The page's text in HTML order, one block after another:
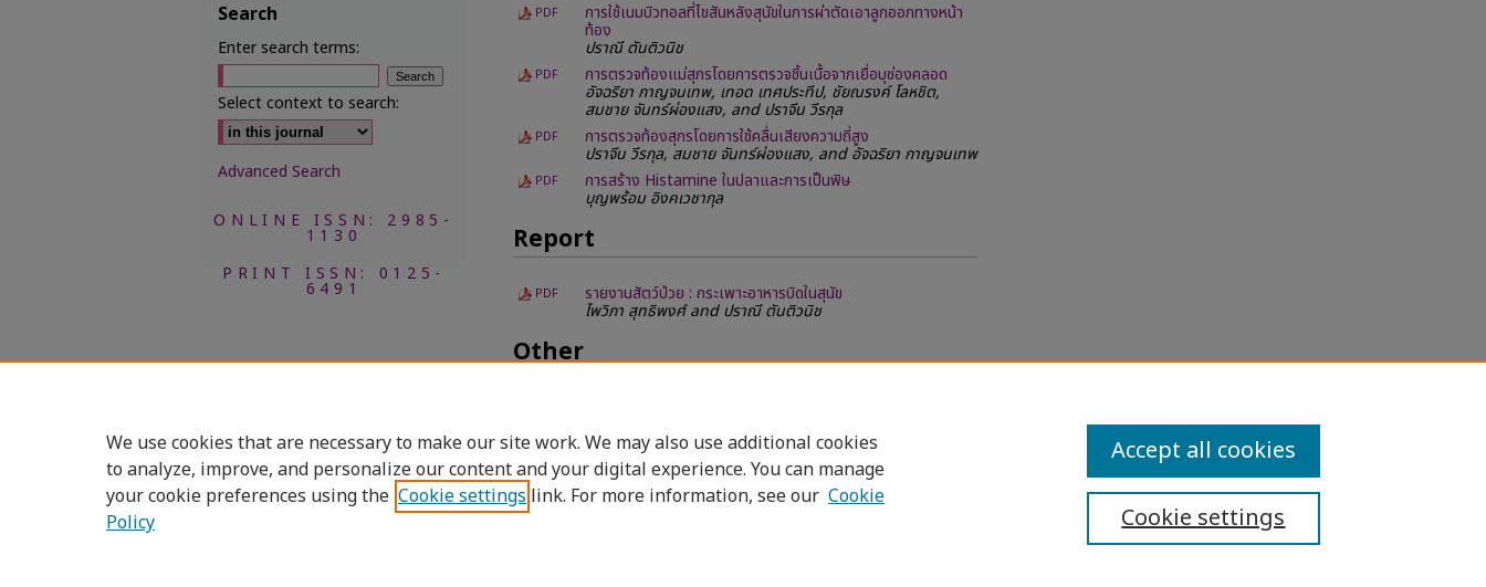
PDF การใช้เนมบิวทอลที่ไขสันหลังสุนัขในการผ่าตัดเอาลูกออกทางหน้า
ท้อง
ปราณี ตันติวนิช
PDF การตรวจท้องแม่สุกรโดยการตรวจชิ้นเนื้อจากเยื่อบุช่องคลอด
อัจฉริยา กาญจนเทพ, เทอด เทศประทีป, ชัยณรงค์ โลหชิต,
สมชาย จันทร์ผ่องแสง, and ปราจีน วีรกุล
PDF การตรวจท้องสุกรโดยการใช้คลื่นเสียงความถี่สูง
ปราจีน วีรกุล, สมชาย จันทร์ผ่องแสง, and อัจฉริยา กาญจนเทพ
PDF การสร้าง Histamine ในปลาและการเป็นพิษ
บุญพร้อม อิงคเวชากุล
Report
PDF รายงานสัตว์ป่วย : กระเพาะอาหารบิดในสุนัข
ไพวิภา สุทธิพงศ์ and ปราณี ตันติวนิช
Other
Search
Enter search terms:
Select context to search:
Advanced Search
ONLINE ISSN: 2985-
1130
PRINT ISSN: 0125-
6491
Accessibility Statement
We use cookies that are necessary to make our site work. We may also use additional cookies
to analyze, improve, and personalize our content and your digital experience. You can manage
your cookie preferences using the Cookie settings link. For more information, see our Cookie
Policy
Cookie settings
Accept all cookies